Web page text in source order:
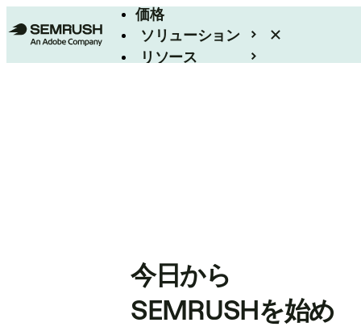
価格
ソリューション
リソース
今日から
SEMRUSHを始め